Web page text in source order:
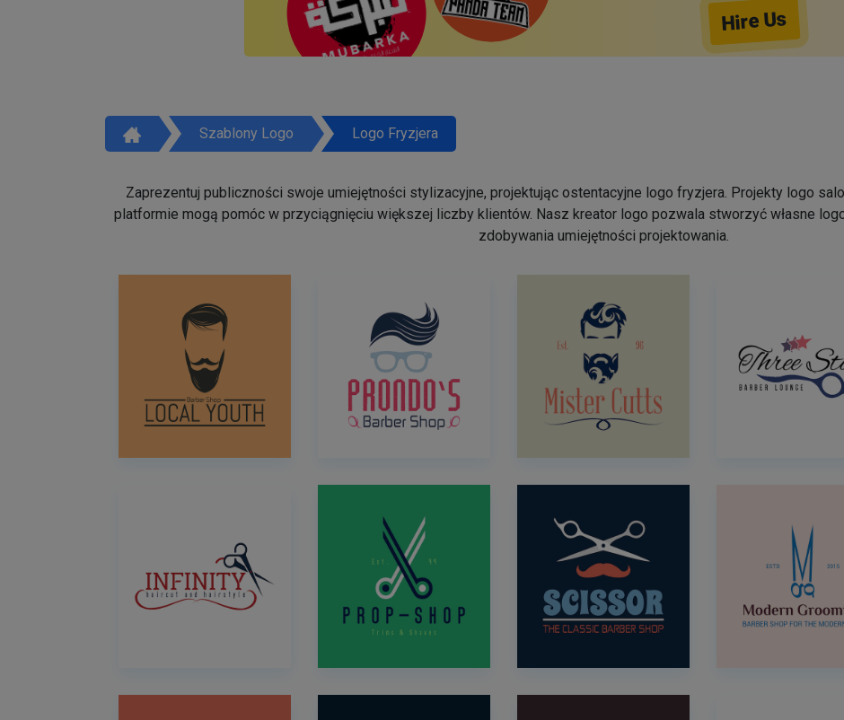
Hire Us
Szablony Logo Logo Fryzjera
Zaprezentuj publiczności swoje umiejętności stylizacyjne, projektując ostentacyjne logo fryzjera. Projekty logo
platformie mogą pomóc w przyciągnięciu większej liczby klientów. Nasz kreator logo pozwala stworzyć własne
zdobywania umiejętności projektowania.